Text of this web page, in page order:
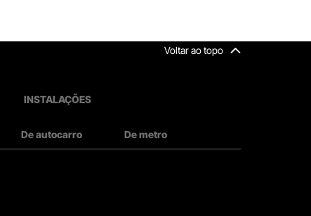
Voltar ao topo
INSTALAÇÕES
De autocarro De metro